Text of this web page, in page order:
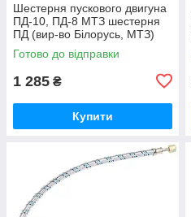
Шестерня пускового двигуна
ПД-10, ПД-8 МТЗ шестерня
ПД (вир-во Білорусь, МТЗ)
50-1024092-2А /
5010240922А
Готово до відправки
1 285 ₴
Купити